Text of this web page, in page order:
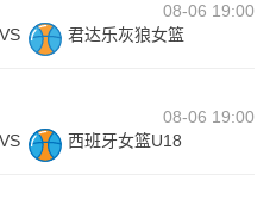
08-06 19:00
VS 君达乐灰狼女篮
08-06 19:00
VS 西班牙女篮U18